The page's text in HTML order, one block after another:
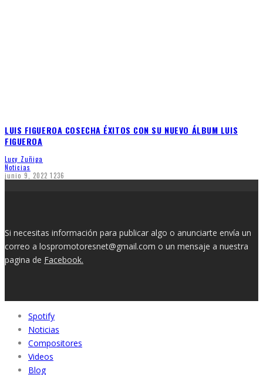
LUIS FIGUEROA COSECHA ÉXITOS CON SU NUEVO ÁLBUM LUIS
FIGUEROA
Lucy Zuñiga
Noticias
junio 9, 2022 1236
Si necesitas información para publicar algo o anunciarte envía un
correo a lospromotoresnet@gmail.com o un mensaje a nuestra
pagina de Facebook.
Spotify
Noticias
Compositores
Videos
Blog